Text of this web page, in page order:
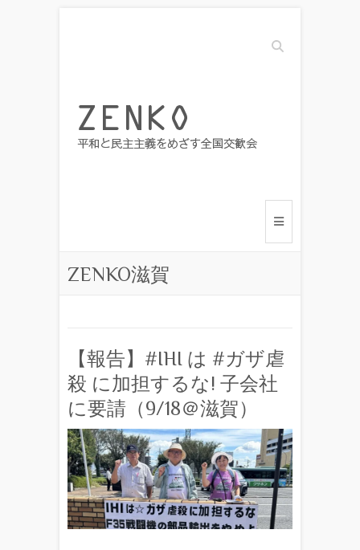
Search
ZENKO滋賀
【報告】#IHI は #ガザ虐
殺 に加担するな! 子会社
に要請（9/18＠滋賀）